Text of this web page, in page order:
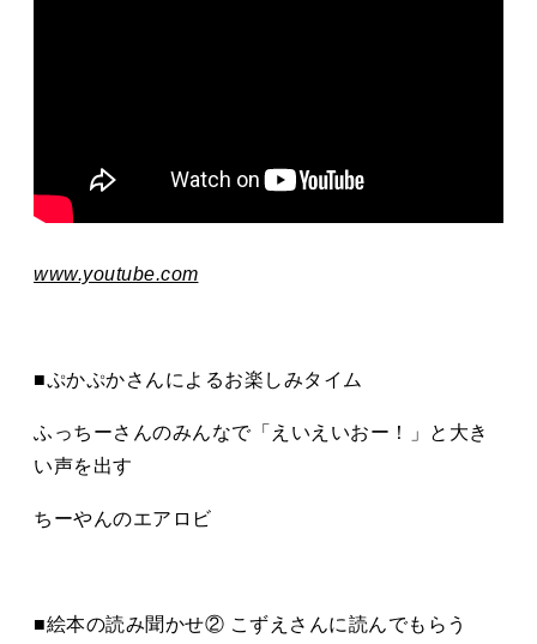
www.youtube.com
■ぷかぷかさんによるお楽しみタイム
ふっちーさんのみんなで「えいえいおー！」と大き
い声を出す
ちーやんのエアロビ
■絵本の読み聞かせ② こずえさんに読んでもらう